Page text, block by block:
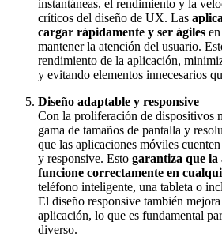
instantáneas, el rendimiento y la
críticos del diseño de UX. Las
cargar rápidamente y ser ágiles
mantener la atención del usuario.
rendimiento de la aplicación,
y evitando elementos innecesarios
Diseño adaptable y responsive
Con la proliferación de dispositivos
gama de tamaños de pantalla y
que las aplicaciones móviles
y responsive. Esto garantiza que la
funcione correctamente en
teléfono inteligente, una tableta o
El diseño responsive también
aplicación, lo que es fundamental
diverso.